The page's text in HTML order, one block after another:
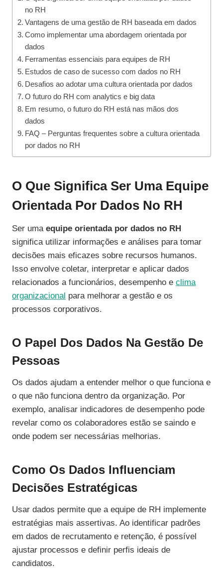
no RH
Vantagens de uma gestão de RH baseada em dados
Como implementar uma abordagem orientada por
dados
Ferramentas essenciais para equipes de RH
Estudos de caso de sucesso com dados no RH
Desafios ao adotar uma cultura orientada por dados
O futuro do RH com analytics e big data
Em resumo, o futuro do RH está nas mãos dos
dados
FAQ – Perguntas frequentes sobre a cultura orientada
por dados no RH
O Que Significa Ser Uma Equipe
Orientada Por Dados No RH
Ser uma equipe orientada por dados no RH
significa utilizar informações e análises para tomar
decisões mais eficazes sobre recursos humanos.
Isso envolve coletar, interpretar e aplicar dados
relacionados a funcionários, desempenho e clima
organizacional para melhorar a gestão e os
processos corporativos.
O Papel Dos Dados Na Gestão De
Pessoas
Os dados ajudam a entender melhor o que funciona e
o que não funciona dentro da organização. Por
exemplo, analisar indicadores de desempenho pode
revelar como os colaboradores estão se saindo e
onde podem ser necessárias melhorias.
Como Os Dados Influenciam
Decisões Estratégicas
Usar dados permite que a equipe de RH implemente
estratégias mais assertivas. Ao identificar padrões
em dados de recrutamento e retenção, é possível
ajustar processos e definir perfis ideais de
candidatos.